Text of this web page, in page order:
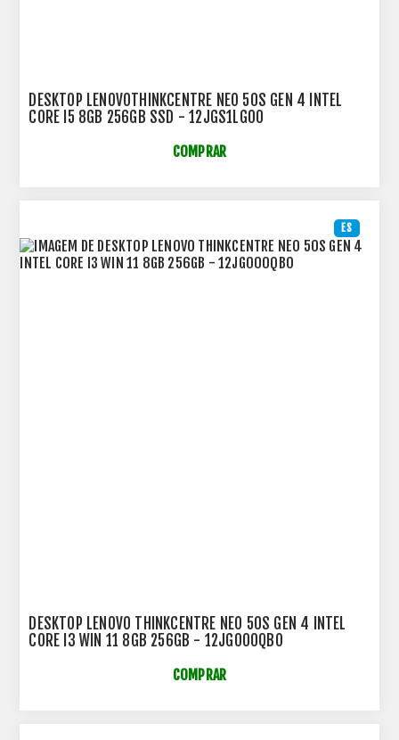
DESKTOP LENOVOTHINKCENTRE NEO 50S GEN 4 INTEL
CORE I5 8GB 256GB SSD - 12JGS1LG00
COMPRAR
ES
DESKTOP LENOVO THINKCENTRE NEO 50S GEN 4 INTEL
CORE I3 WIN 11 8GB 256GB - 12JG000QBO
COMPRAR